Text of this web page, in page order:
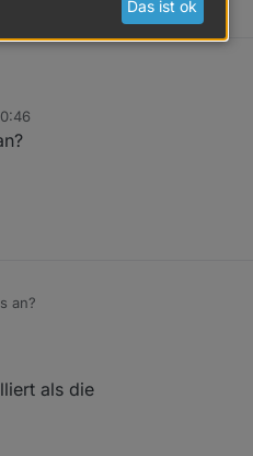
system.adapter.vis.0
(NO_ERROR): Without
an?
als die
Das ist ok